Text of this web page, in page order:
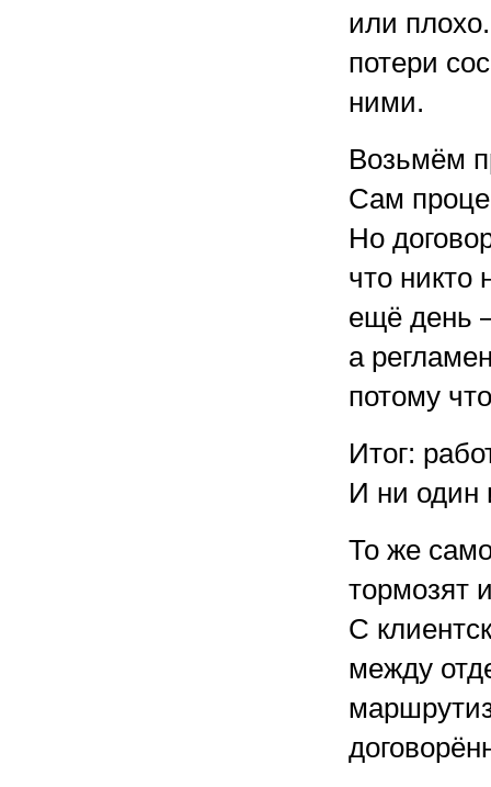
или
потери
ними.
Возьмём
Сам
Но
что никто
ещё день
а
потому
Итог:
И ни один
То же
тормозят
С
между